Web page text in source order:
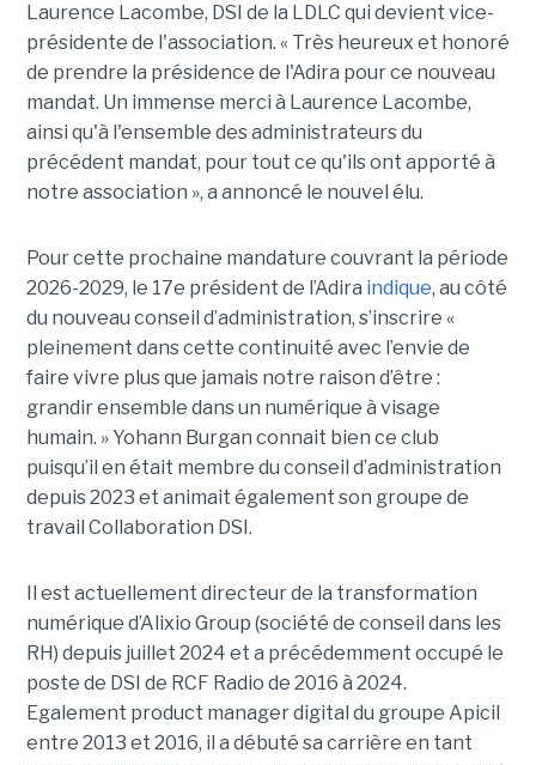
Laurence Lacombe, DSI de la LDLC qui devient vice-
présidente de l'association. « Très heureux et honoré
de prendre la présidence de l'Adira pour ce nouveau
mandat. Un immense merci à Laurence Lacombe,
ainsi qu'à l'ensemble des administrateurs du
précédent mandat, pour tout ce qu'ils ont apporté à
notre association », a annoncé le nouvel élu.
Pour cette prochaine mandature couvrant la période
2026-2029, le 17e président de l’Adira indique, au côté
du nouveau conseil d’administration, s’inscrire «
pleinement dans cette continuité avec l’envie de
faire vivre plus que jamais notre raison d’être :
grandir ensemble dans un numérique à visage
humain. »Yohann Burgan connait bien ce club
puisqu’il en était membre du conseil d’administration
depuis 2023 et animait également son groupe de
travail Collaboration DSI.
Il est actuellement directeur de la transformation
numérique d’Alixio Group (société de conseil dans les
RH) depuis juillet 2024 et a précédemment occupé le
poste de DSI de RCF Radio de 2016 à 2024.
Egalement product manager digital du groupe Apicil
entre 2013 et 2016, il a débuté sa carrière en tant